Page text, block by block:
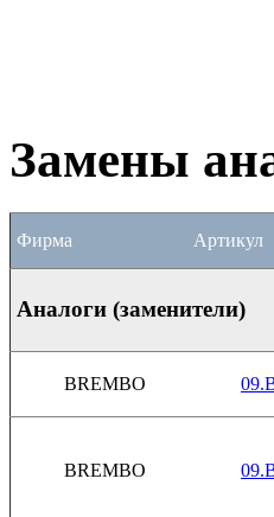
Замены
Фирма Артикул
Аналоги (заменители)
BREMBO
BREMBO